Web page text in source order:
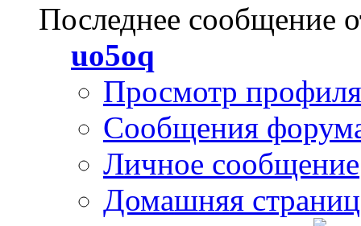
Последнее сообщение
uo5oq
Просмотр профиля
Сообщения
Личное сообщение
Домашняя